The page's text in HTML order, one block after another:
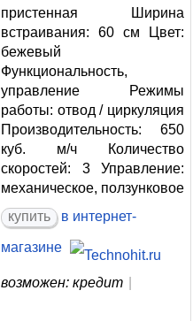
пристенная Ширина
встраивания: 60 см Цвет:
бежевый
Функциональность,
управление Режимы
работы: отвод / циркуляция
Производительность: 650
куб. м/ч Количество
скоростей: 3 Управление:
механическое, ползунковое
купить в интернет-
магазине
возможен: кредит